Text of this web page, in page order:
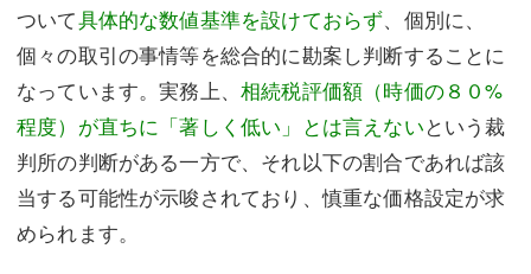
ついて具体的な数値基準を設けておらず、個別に、
個々の取引の事情等を総合的に勘案し判断することに
なっています。実務上、相続税評価額（時価の８０%
程度）が直ちに「著しく低い」とは言えないという裁
判所の判断がある一方で、それ以下の割合であれば該
当する可能性が示唆されており、慎重な価格設定が求
められます。